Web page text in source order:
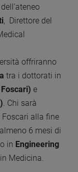
, Direttore del
offriranno
tra i dottorati in
e
. Chi sarà
Foscari alla fine
6 mesi di
in Engineering
Medicina.